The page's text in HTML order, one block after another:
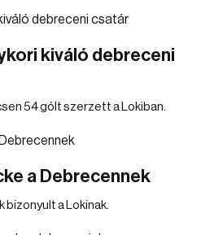
kiváló debreceni
54 gólt szerzett a Lokiban.
a Debrecennek
bizonyult a Lokinak.